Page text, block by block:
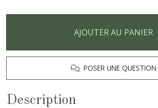
AJOUTER AU PANIER
POSER UNE QUESTION
Description